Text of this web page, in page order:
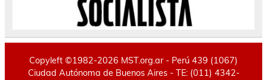
Copyleft ©1982-2026 MST.org.ar - Perú 439 (1067)
Ciudad Autónoma de Buenos Aires - TE: (011) 4342-